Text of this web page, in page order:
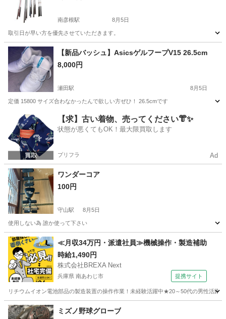
南彦根駅 8月5日
取引日が早い方を優先させていただきます。
滋賀 彦根市 南彦根駅 ゴルフ ゴルフクラブ
【新品バッシュ】AsicsゲルフープV15 26.5cm
8,000円
瀬田駅 8月5日
定価 15800 サイズ合わなかったんで欲しい方ぜひ！ 26.5cmです
滋賀 大津市 瀬田駅 バスケットボール
【求】古い着物、売ってください👘✨
状態が悪くてもOK！最大限買取します
プリフラ Ad
ワンダーコア
100円
守山駅 8月5日
使用しない為 誰か使って下さい
滋賀 守山市 守山駅 フィットネス、トレーニング
ワンダーコア
≪月収34万円・派遣社員≫機械操作・製造補助
時給1,490円
株式会社BREXA Next
兵庫県 南あわじ市 提携サイト
リチウムイオン電池部品の製造装置の操作作業！未経験活躍中★20～50代の男性活
兵庫 南あわじ市 その他
ミズノ野球グローブ